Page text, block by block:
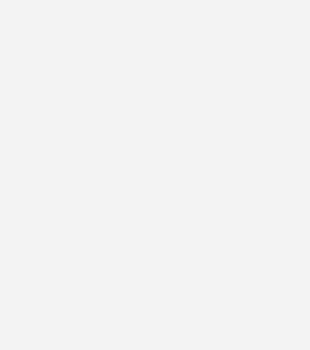
bisher vorgesehenen maximalen
Die sogenannten Ü-20-Anlagen
vorgesehenen Regelung noch eine
Vergütung von effektiv
kWh erhalten. Doch die EU-
als beihilferechtlich
die Bundesregierung noch durch
um eine